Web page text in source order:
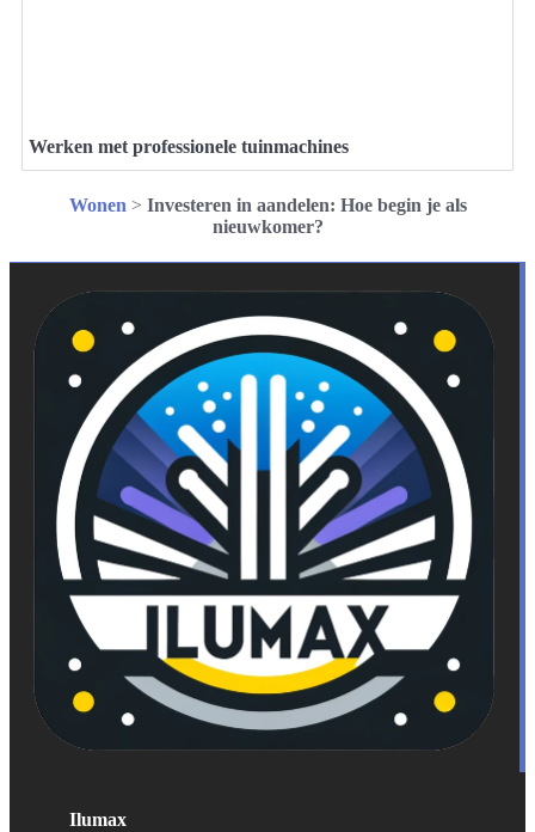
Werken met professionele tuinmachines
Wonen > Investeren in aandelen: Hoe begin je als
nieuwkomer?
Ilumax